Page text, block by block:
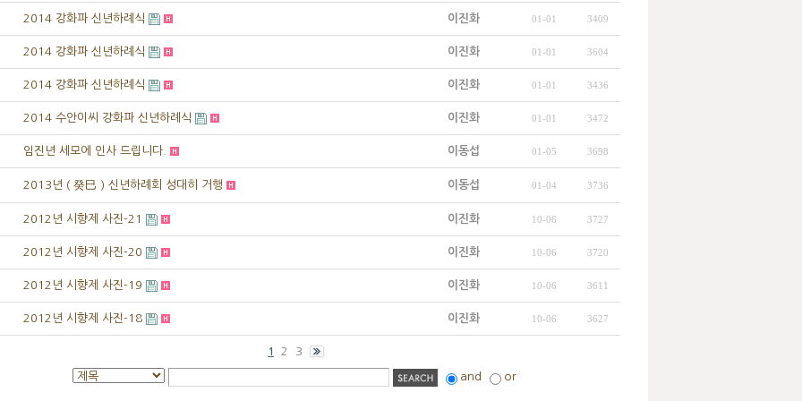
2014 강화파 신년하례식 이진화 01-01 3409
2014 강화파 신년하례식 이진화 01-01 3604
2014 강화파 신년하례식 이진화 01-01 3436
2014 수안이씨 강화파 신년하례식 이진화 01-01 3472
임진년 세모에 인사 드립니다. 이동섭 01-05 3698
2013년 ( 癸巳 ) 신년하례회 성대히 거행 이동섭 01-04 3736
2012년 시향제 사진-21 이진화 10-06 3727
2012년 시향제 사진-20 이진화 10-06 3720
2012년 시향제 사진-19 이진화 10-06 3611
2012년 시향제 사진-18 이진화 10-06 3627
1 2 3
and or